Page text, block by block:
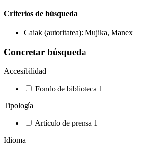
Criterios de búsqueda
Gaiak (autoritatea): Mujika, Manex
Concretar búsqueda
Accesibilidad
Fondo de biblioteca 1
Tipología
Artículo de prensa 1
Idioma